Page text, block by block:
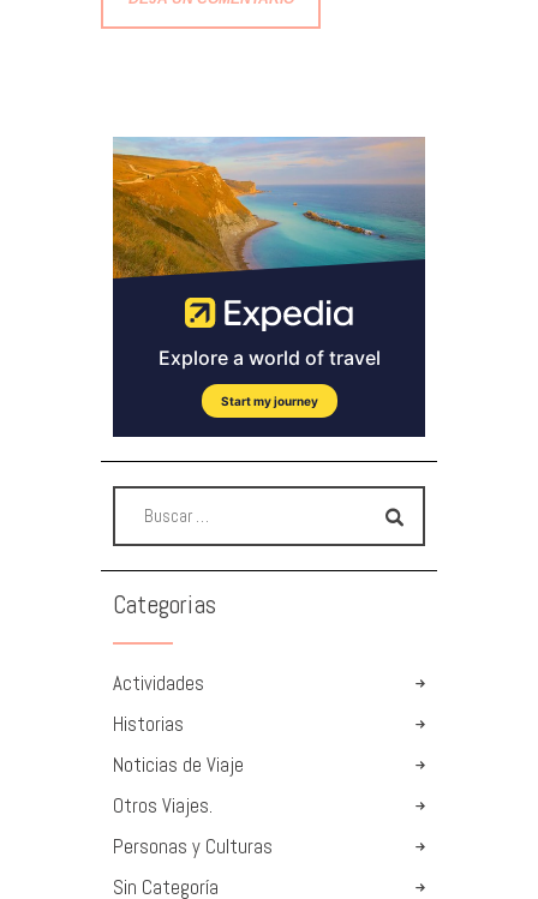
Categorias
Actividades
Historias
Noticias de Viaje
Otros Viajes.
Personas y Culturas
Sin Categoría